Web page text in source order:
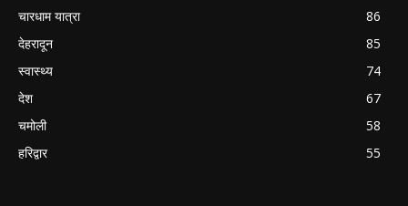
चारधाम यात्रा
86
देहरादून
85
स्वास्थ्य
74
देश
67
चमोली
58
हरिद्वार
55